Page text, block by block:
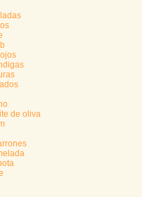
de oliva